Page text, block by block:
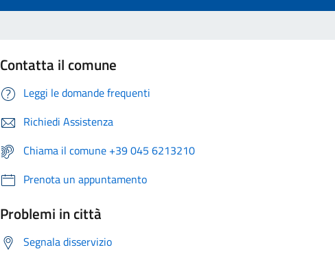
Contatta il comune
Leggi le domande frequenti
Richiedi Assistenza
Chiama il comune +39 045 6213210
Prenota un appuntamento
Problemi in città
Segnala disservizio